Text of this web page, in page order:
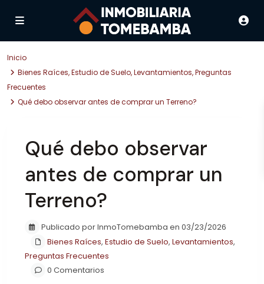
Inicio
Bienes Raíces,Estudio de Suelo,Levantamientos,Preguntas
Frecuentes
Qué debo observar antes de comprar un Terreno?
Qué debo observar
antes de comprar un
Terreno?
Publicado por InmoTomebamba en 03/23/2026
Bienes Raíces, Estudio de Suelo, Levantamientos,
Preguntas Frecuentes
0 Comentarios